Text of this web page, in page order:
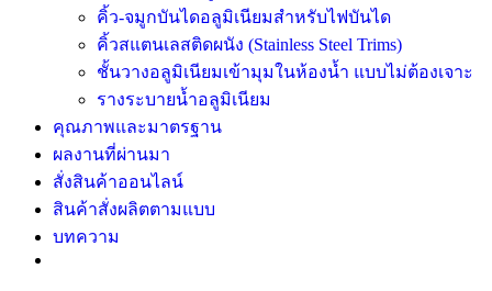
คิ้ว-จมูกบันไดอลูมิเนียมสำหรับไฟบันได
คิ้วสแตนเลสติดผนัง (Stainless Steel Trims)
ชั้นวางอลูมิเนียมเข้ามุมในห้องน้ำ แบบไม่ต้องเจาะ
รางระบายน้ำอลูมิเนียม
คุณภาพและมาตรฐาน
ผลงานที่ผ่านมา
สั่งสินค้าออนไลน์
สินค้าสั่งผลิตตามแบบ
บทความ